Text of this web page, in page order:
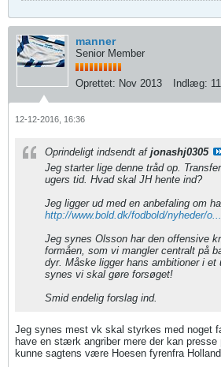
manner
Senior Member
Oprettet: Nov 2013 Indlæg:
12-12-2016, 16:36
Oprindeligt indsendt af jonashj0305
Jeg starter lige denne tråd op.
ugers tid. Hvad skal JH hente ind?
Jeg ligger ud med en anbefaling om
http://www.bold.dk/fodbold/nyheder/
Jeg synes Olsson har den offensive
formåen, som vi mangler centralt på
dyr. Måske ligger hans ambitioner i et
synes vi skal gøre forsøget!
Smid endelig forslag ind.
Jeg synes mest vk skal styrkes med noget
have en stærk angriber mere der kan presse
kunne sagtens være Hoesen fyrenfra Holland